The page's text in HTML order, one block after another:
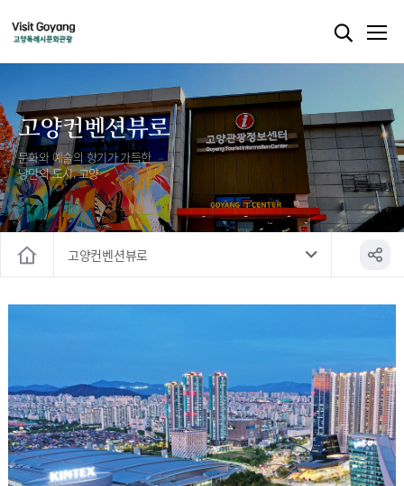
고양컨벤션뷰로
문화와 예술의 향기가 가득한
낭만의 도시, 고양
고양컨벤션뷰로